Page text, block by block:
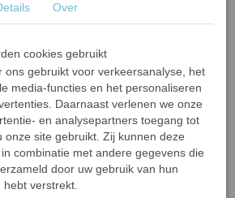
ondergrond voor mozaïek
Mijn Mozaïek Shopvind je een
in diverse vormen en
verf, decoupage of andere
wij hebben de ideale basis voor jouw
figuren en meer
perfect voor mozaïek, schilderen, stippen
Over
cookies gebruikt
ons gebruikt voor verkeersanalyse, het
media-functies en het personaliseren
Daarnaast verlenen we onze
en analysepartners toegang tot
onze site gebruikt. Zij kunnen deze
combinatie met andere gegevens die
door uw gebruik van hun
verstrekt.